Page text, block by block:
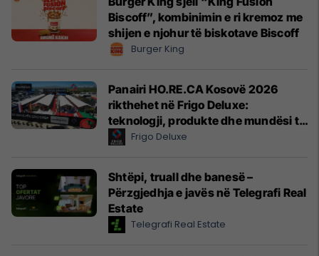
Biscoff”, kombinimin e ri kremoz me
shijen e njohur të biskotave Biscoff
Burger King
Panairi HO.RE.CA Kosovë 2026
rikthehet në Frigo Deluxe:
teknologji, produkte dhe mundësi të
reja për hoteleri dhe gastronomi
Frigo Deluxe
Shtëpi, truall dhe banesë –
Përzgjedhja e javës në Telegrafi Real
Estate
Telegrafi Real Estate